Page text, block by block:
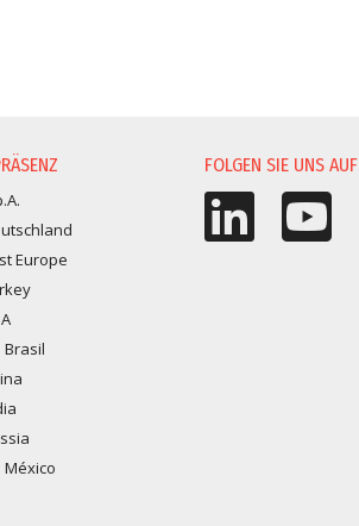
Europe
FOLGEN SIE UNS AUF